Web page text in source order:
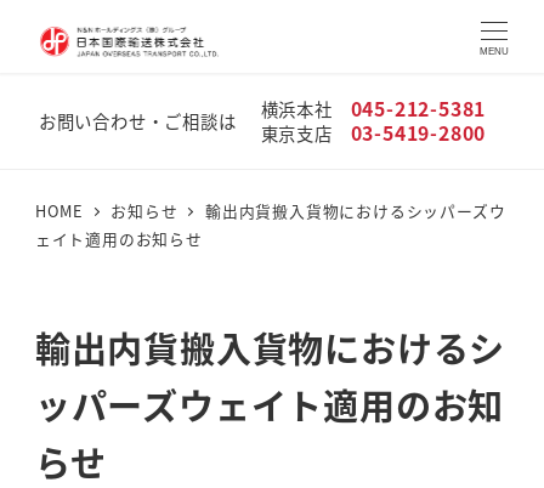
MENU
お問い合わせ・ご相談は 横浜本社 045-212-5381
東京支店 03-5419-2800
HOME お知らせ
輸出内貨搬入貨物におけるシッパーズウ
ェイト適用のお知らせ
輸出内貨搬入貨物におけるシ
ッパーズウェイト適用のお知
らせ